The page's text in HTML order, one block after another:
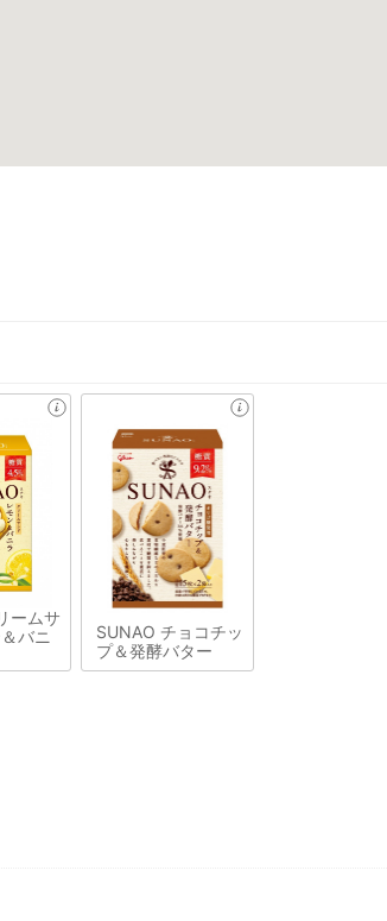
ームサ
バニ
SUNAO チョコチッ
プ＆発酵バター